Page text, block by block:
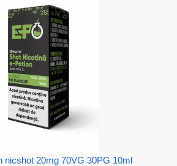
nicshot 20mg 70VG 30PG 10ml